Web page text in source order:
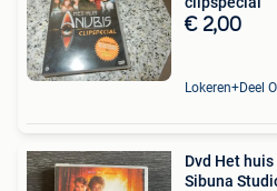
€ 2,00
Dvd Het
Sibuna